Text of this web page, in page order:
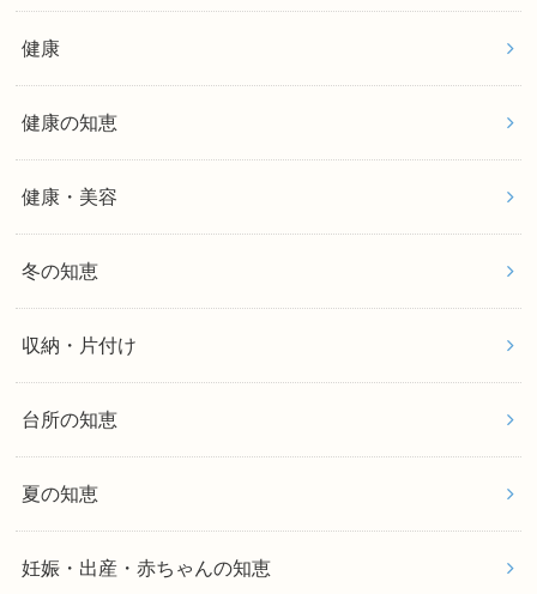
健康
健康の知恵
健康・美容
冬の知恵
収納・片付け
台所の知恵
夏の知恵
妊娠・出産・赤ちゃんの知恵